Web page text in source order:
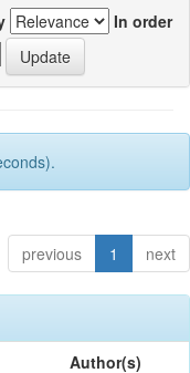
In order
previous 1 next
Author(s)